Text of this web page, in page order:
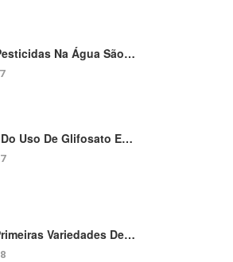
Na Água São…
Uso De Glifosato E…
Variedades De…